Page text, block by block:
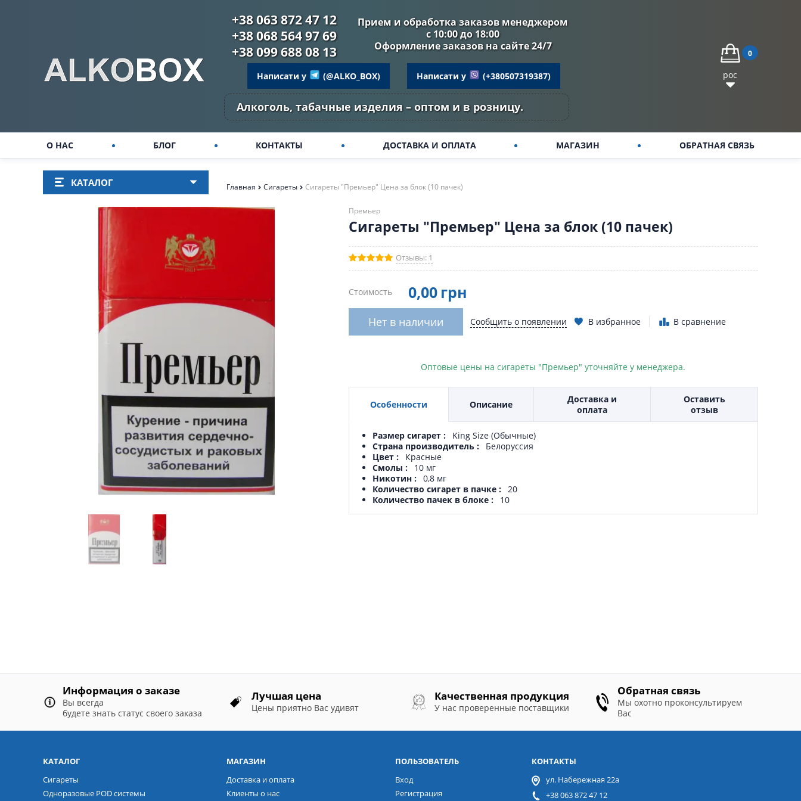
+38 063 872 47 12
+38 068 564 97 69
+38 099 688 08 13
Прием и обработка заказов менеджером
с 10:00 до 18:00
Оформление заказов на сайте 24/7
Написати у (@ALKO_BOX) Написати у (+380507319387)
Алкоголь, табачные изделия – оптом и в розницу.
0
рос
О НАС БЛОГ КОНТАКТЫ ДОСТАВКА И ОПЛАТА МАГАЗИН ОБРАТНАЯ СВЯЗЬ
КАТАЛОГ Главная Сигареты Сигареты "Премьер" Цена за блок (10 пачек)
Премьер
Сигареты "Премьер" Цена за блок (10 пачек)
Отзывы: 1
Стоимость 0,00 грн
Нет в наличии Сообщить о появлении В избранное В сравнение
Оптовые цены на сигареты "Премьер" уточняйте у менеджера.
Особенности Описание
Доставка и
оплата
Оставить
отзыв
Размер сигарет
King Size (Обычные)
Страна производитель
Белоруссия
Цвет
Красные
Смолы
10 мг
Никотин
0,8 мг
Количество сигарет в пачке
20
Количество пачек в блоке
10
Информация о заказе
Вы всегда
будете знать статус своего заказа
Лучшая цена
Цены приятно Вас удивят
Качественная продукция
У нас проверенные поставщики
Обратная связь
Мы охотно проконсультируем
Вас
КАТАЛОГ
Сигареты
Одноразовые POD системы
МАГАЗИН
Доставка и оплата
Клиенты о нас
ПОЛЬЗОВАТЕЛЬ
Вход
Регистрация
КОНТАКТЫ
ул. Набережная 22а
+38 063 872 47 12